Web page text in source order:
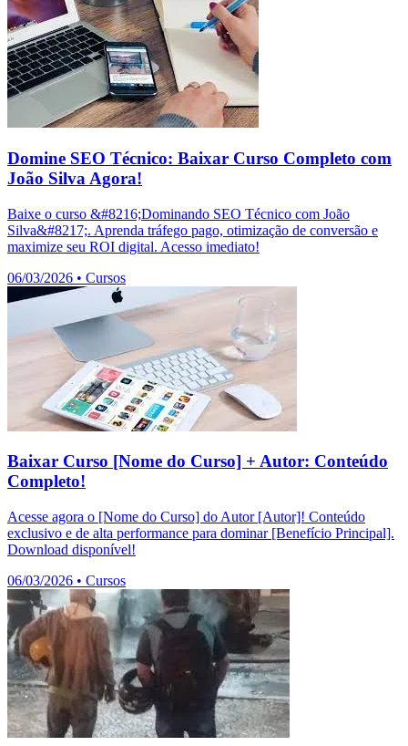
Domine SEO Técnico: Baixar Curso Completo com
João Silva Agora!
Baixe o curso &#8216;Dominando SEO Técnico com João
Silva&#8217;. Aprenda tráfego pago, otimização de conversão e
maximize seu ROI digital. Acesso imediato!
06/03/2026 • Cursos
Baixar Curso [Nome do Curso] + Autor: Conteúdo
Completo!
Acesse agora o [Nome do Curso] do Autor [Autor]! Conteúdo
exclusivo e de alta performance para dominar [Benefício Principal].
Download disponível!
06/03/2026 • Cursos